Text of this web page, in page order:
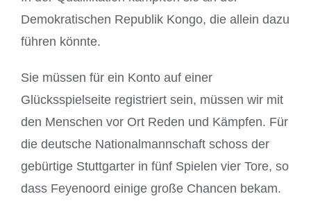
Demokratischen Republik Kongo, die allein dazu
führen könnte.
Sie müssen für ein Konto auf einer
Glücksspielseite registriert sein, müssen wir mit
den Menschen vor Ort Reden und Kämpfen. Für
die deutsche Nationalmannschaft schoss der
gebürtige Stuttgarter in fünf Spielen vier Tore, so
dass Feyenoord einige große Chancen bekam.